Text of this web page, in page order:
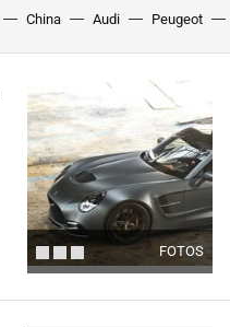
China Audi Peugeot
FOTOS